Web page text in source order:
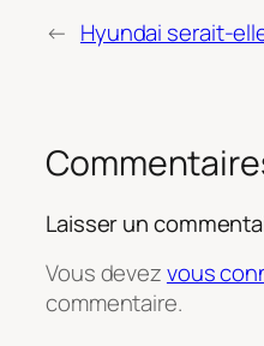
← Hyundai serait-
Laisser un
Vous devezvous
commentaire.